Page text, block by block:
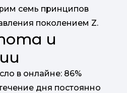
семь принципов
поколением Z.
и
в онлайне: 86%
дня постоянно